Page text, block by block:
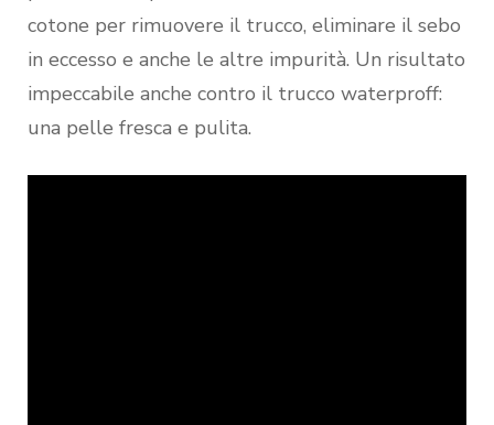
cotone per rimuovere il trucco, eliminare il sebo
in eccesso e anche le altre impurità. Un risultato
impeccabile anche contro il trucco waterproff:
una pelle fresca e pulita.